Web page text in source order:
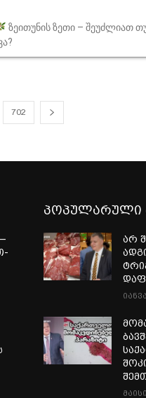
ზეითუნის ზეთი – შეუძლიათ
702
პოპულარული
არ